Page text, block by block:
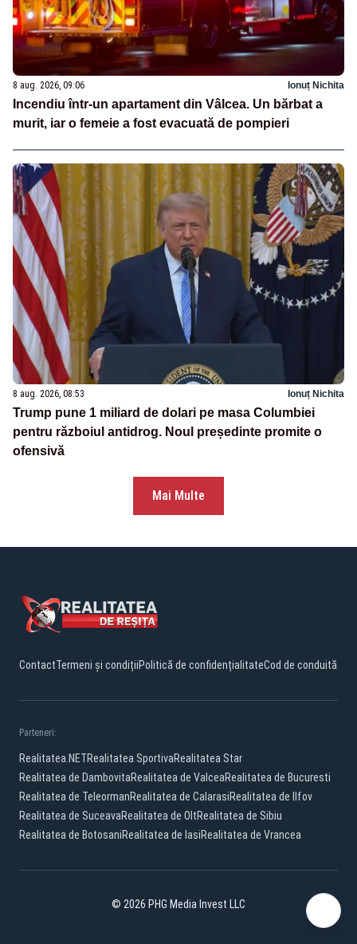
8 aug. 2026, 09:06 Ionuț Nichita
Incendiu într-un apartament din Vâlcea. Un bărbat a
murit, iar o femeie a fost evacuată de pompieri
8 aug. 2026, 08:53 Ionuț Nichita
Trump pune 1 miliard de dolari pe masa Columbiei
pentru războiul antidrog. Noul președinte promite o
ofensivă
Mai Multe
ContactTermeni și condițiiPolitică de confidențialitateCod de conduită
Parteneri:
Realitatea.NETRealitatea SportivaRealitatea Star
Realitatea de DambovitaRealitatea de ValceaRealitatea de Bucuresti
Realitatea de TeleormanRealitatea de CalarasiRealitatea de Ilfov
Realitatea de SuceavaRealitatea de OltRealitatea de Sibiu
Realitatea de BotosaniRealitatea de IasiRealitatea de Vrancea
© 2026 PHG Media Invest LLC